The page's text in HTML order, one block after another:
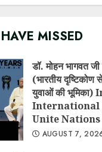
MISSED
डॉ. मोहन भागवत
(भारतीय
युवाओं की भूमिका)
International
Unite
AUGUST 7,